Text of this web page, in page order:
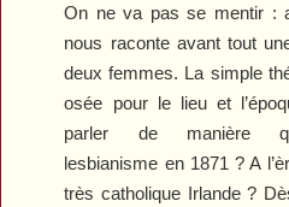
On ne va pas se mentir :
nous raconte avant tout
deux femmes. La simple
osée pour le lieu et
parler de manière
lesbianisme en 1871 ? A
très catholique Irlande ?